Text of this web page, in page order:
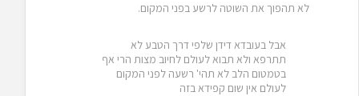
לא תהפוך את השוטה לרשע בפני המקום.
אבל בעובדא דידן שלפי דרך הטבע לא
תתרפא ולא תבוא לעולם לחיוב מצות הרי אף
בטמטום הלב לא תהי' רשעה לפני המקום
לעולם אין שום קפידא בזה